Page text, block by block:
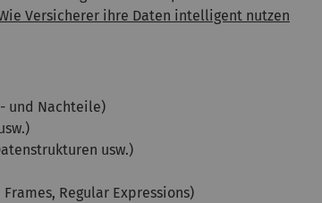
Versicherer ihre Daten intelligent nutzen
und Nachteile)
usw.)
Regular Expressions)